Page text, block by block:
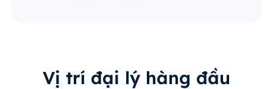
Vị trí đại lý hàng đầu